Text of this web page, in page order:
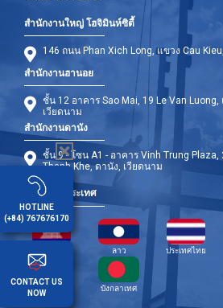
สำนักงานใหญ่ โฮจิมินห์ซิตี้
146 ถนน Phan Xich Long, แขวง Cau
สำนักงานฮานอย
ชั้น 12 อาคาร Sao Mai, 19 Le Van
เวียดนาม
สำนักงานดานัง
ชั้น 9 - โซน A1 - อาคาร Vinh Trung
Thanh Khe, ดานัง, เวียดนาม
สาขาต่างประเทศ
ลาว ประเทศไทย
ฟิลิปปินส์ บังกลาเทศ
HOTLINE
(+84) 767676170
CONTACT US
NOW